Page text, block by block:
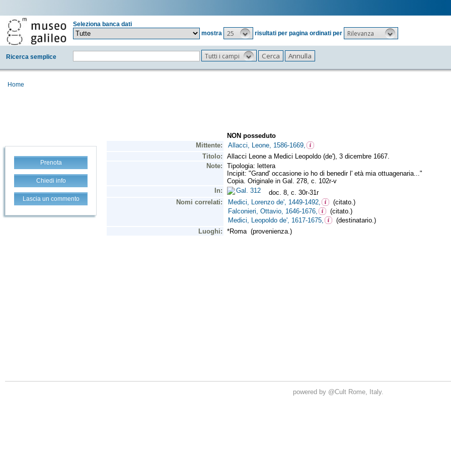
Seleziona banca dati
mostra
25 risultati per pagina ordinati per Rilevanza
Ricerca semplice Tutti i campi
Home
Prenota
Chiedi info
Lascia un commento
powered by @Cult Rome, Italy.